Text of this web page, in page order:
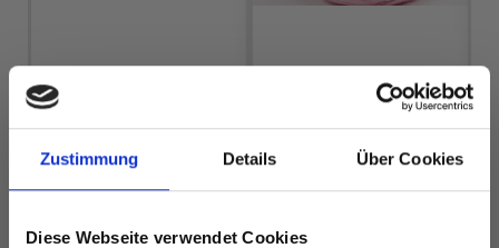
Zustimmung Details Über Cookies
Diese Webseite verwendet Cookies
COTTON 8/4
EUR 2.60
DROPS COTTON
MERINO
EUR 3.20